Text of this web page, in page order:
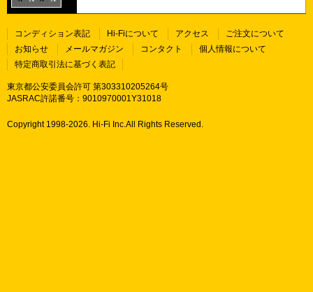
コンディション表記 Hi-Fiについて アクセス
ご注文について
お知らせ
メールマガジン コンタクト
個人情報について
特定商取引法に基づく表記
東京都公安委員会許可 第303310205264号
JASRAC許諾番号：9010970001Y31018
Copyright 1998-2026. Hi-Fi Inc.All Rights Reserved.